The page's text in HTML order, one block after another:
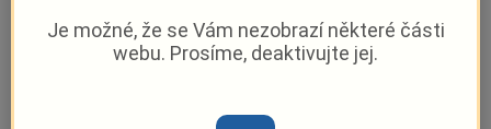
Reklama
Je možné, že se Vám nezobrazí některé části
webu. Prosíme, deaktivujte jej.